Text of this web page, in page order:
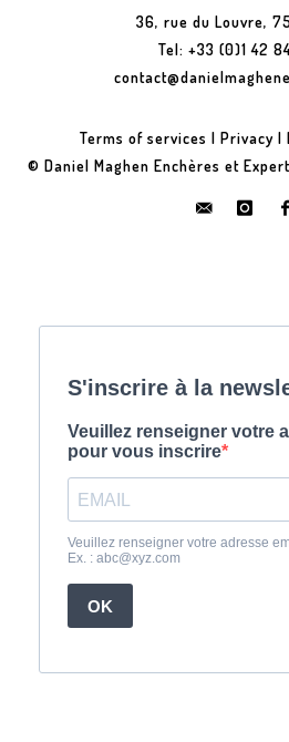
36, rue du Louvre,
Tel: +33 (0)1 42
Terms of services | Privacy |
© Daniel Maghen Enchères et